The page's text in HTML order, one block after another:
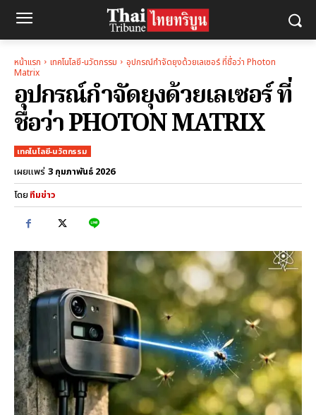
หน้าแรก เทคโนโลยี-นวัตกรรม
อุปกรณ์กำจัดยุงด้วยเลเซอร์ ที่ชื่อว่า Photon
Matrix
อุปกรณ์กำจัดยุงด้วยเลเซอร์ ที่
ชื่อว่า PHOTON MATRIX
เทคโนโลยี-นวัตกรรม
เผยแพร่ 3 กุมภาพันธ์ 2026
โดยทีมข่าว